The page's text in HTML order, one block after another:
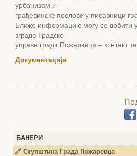
БАНЕРИ
🔗 Скупштина Града Пожаревца
урбанизам и
грађевинске послове у писарници
Ближе информације могу се добити
зграде Градске
управе града Пожаревца – контакт
Документација